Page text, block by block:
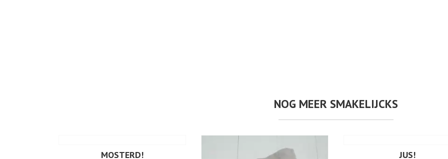
NOG MEER SMAKELIJCKS
MOSTERD! JUS!